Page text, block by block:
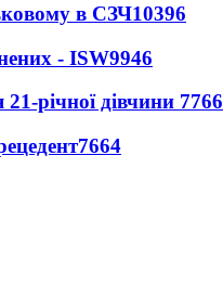
в СЗЧ10396
- ISW9946
річної дівчини 7766
7664